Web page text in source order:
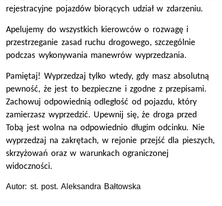
rejestracyjne pojazdów biorących udział w zdarzeniu.
Apelujemy do wszystkich kierowców o rozwagę i
przestrzeganie zasad ruchu drogowego, szczególnie
podczas wykonywania manewrów wyprzedzania.
Pamiętaj! Wyprzedzaj tylko wtedy, gdy masz absolutną
pewność, że jest to bezpieczne i zgodne z przepisami.
Zachowuj odpowiednią odległość od pojazdu, który
zamierzasz wyprzedzić. Upewnij się, że droga przed
Tobą jest wolna na odpowiednio długim odcinku. Nie
wyprzedzaj na zakrętach, w rejonie przejść dla pieszych,
skrzyżowań oraz w warunkach ograniczonej
widoczności.
Autor: st. post. Aleksandra Bałtowska